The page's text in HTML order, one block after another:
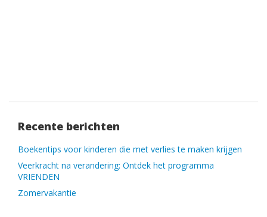
Recente berichten
Boekentips voor kinderen die met verlies te maken krijgen
Veerkracht na verandering: Ontdek het programma
VRIENDEN
Zomervakantie